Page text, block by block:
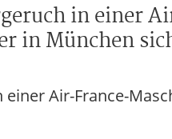
in einer
in München
Air-France-